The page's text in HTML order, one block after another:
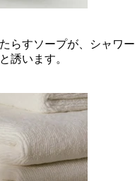
らすソープが、シャワー
誘います。